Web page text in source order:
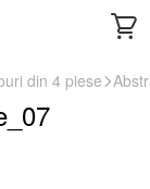
din 4 piese